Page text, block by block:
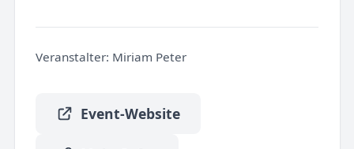
Veranstalter: Miriam Peter
Event-Website